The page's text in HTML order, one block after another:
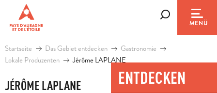
contenu
principal
MENÜ
ENTDECKEN
Startseite Das Gebiet entdecken
Gastronomie
Lokale Produzenten
Jérôme LAPLANE
JÉRÔME LAPLANE